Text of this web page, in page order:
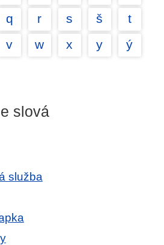
q r s š
t
v w x y
ý
slová
služba